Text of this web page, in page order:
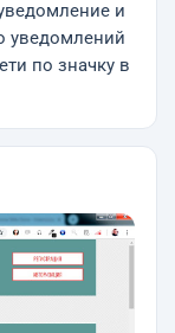
и
уведомлений
по значку в